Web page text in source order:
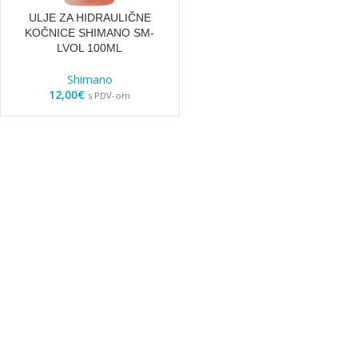
ULJE ZA HIDRAULIČNE
KOČNICE SHIMANO SM-
LVOL 100ML
Shimano
12,00€ s PDV-om